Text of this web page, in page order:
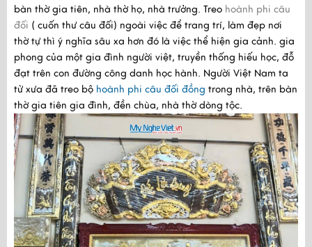
bàn thờ gia tiên, nhà thờ họ, nhà trưởng. Treo hoành phi câu
đối ( cuốn thư câu đối) ngoài việc để trang trí, làm đẹp nơi
thờ tự thì ý nghĩa sâu xa hơn đó là việc thể hiện gia cảnh. gia
phong của một gia đình người việt, truyền thống hiếu học, đỗ
đạt trên con đường công danh học hành. Người Việt Nam ta
từ xưa đã treo bộ hoành phi câu đối đồng trong nhà, trên bàn
thờ gia tiên gia đình, đền chùa, nhà thờ dòng tộc.